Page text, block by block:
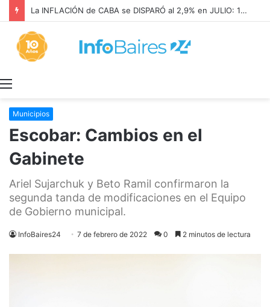
La INFLACIÓN de CABA se DISPARÓ al 2,9% en JULIO: 19,4% en 2026
Municipios
Escobar: Cambios en el
Gabinete
Ariel Sujarchuk y Beto Ramil confirmaron la
segunda tanda de modificaciones en el Equipo
de Gobierno municipal.
InfoBaires24 7 de febrero de 2022 0 2 minutos de lectura